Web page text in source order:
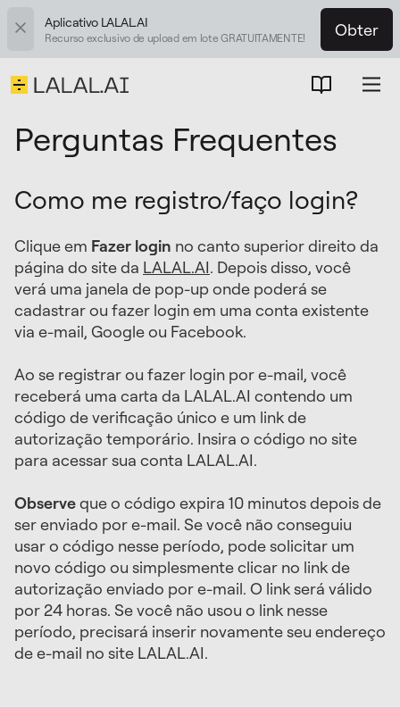
Aplicativo LALAL.AI
Recurso exclusivo de upload em lote GRATUITAMENTE! Obter
Perguntas Frequentes
Como me registro/faço login?
Clique em Fazer login no canto superior direito da
página do site da LALAL.AI. Depois disso, você
verá uma janela de pop-up onde poderá se
cadastrar ou fazer login em uma conta existente
via e-mail, Google ou Facebook.
Ao se registrar ou fazer login por e-mail, você
receberá uma carta da LALAL.AI contendo um
código de verificação único e um link de
autorização temporário. Insira o código no site
para acessar sua conta LALAL.AI.
Observeque o código expira 10 minutos depois de
ser enviado por e-mail. Se você não conseguiu
usar o código nesse período, pode solicitar um
novo código ou simplesmente clicar no link de
autorização enviado por e-mail. O link será válido
por 24 horas. Se você não usou o link nesse
período, precisará inserir novamente seu endereço
de e-mail no site LALAL.AI.